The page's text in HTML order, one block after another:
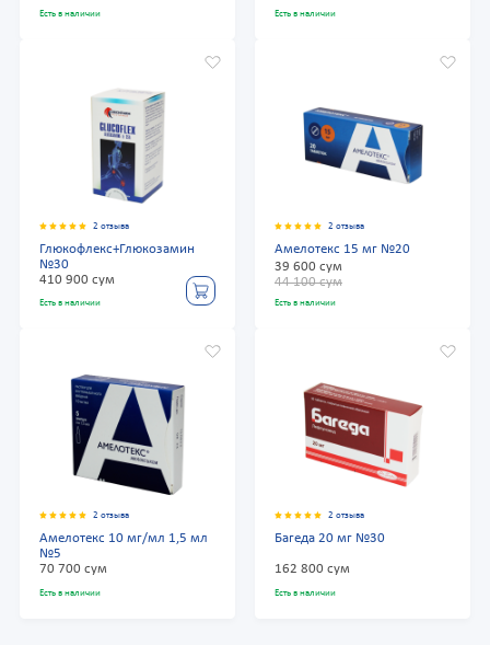
Есть в наличии Есть в наличии
2 отзыва
Глюкофлекс+Глюкозамин
№30
410 900 сум
Есть в наличии
2 отзыва
Амелотекс 15 мг №20
39 600 сум
44 100 сум
Есть в наличии
2 отзыва
Амелотекс 10 мг/мл 1,5 мл
№5
70 700 сум
Есть в наличии
2 отзыва
Багеда 20 мг №30
162 800 сум
Есть в наличии